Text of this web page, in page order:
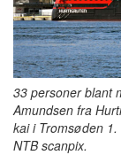
33 personer blant
Amundsen fra
kai i Tromsøden
NTB scanpix.